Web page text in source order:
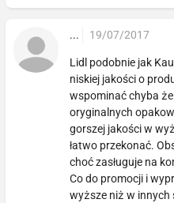
... 19/07/2017
Lidl podobnie jak
niskiej jakości o
wspominać chyba
oryginalnych
gorszej jakości w
łatwo przekonać.
choć zasługuje na
Co do promocji i
wyższe niż w innych